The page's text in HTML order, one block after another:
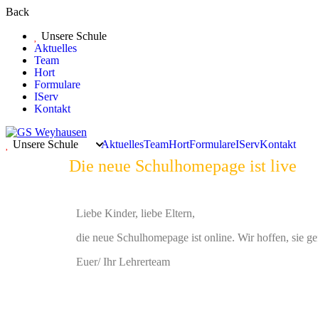
Back
Unsere Schule
Aktuelles
Team
Hort
Formulare
IServ
Kontakt
Unsere Schule AktuellesTeamHortFormulareIServKontakt
Die neue Schulhomepage ist live
Liebe Kinder, liebe Eltern,
die neue Schulhomepage ist online. Wir hoffen, sie
Euer/ Ihr Lehrerteam